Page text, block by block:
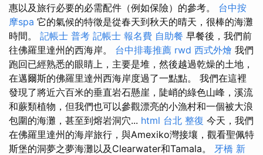
惠以及旅行必要的必需配件（例如保險）的參考。 台中按
摩spa 它的氣候的特徵是從春天到秋天的晴天，很棒的海灘
時間。 記帳士 普考 記帳士 報名費 自助餐 早餐後，我們前
往佛羅里達州的西海岸。 台中排毒推薦 rwd 西式外燴 我們
跑回已經熟悉的眼睛上，主要是堆，然後越過乾燥的土地，
在邁爾斯的佛羅里達州西海岸度過了一點點。 我們在這裡
發現了將近六百米的垂直岩石懸崖，陡峭的綠色山峰，溪流
和蕨類植物，但我們也可以參觀漂亮的小漁村和一個被大浪
包圍的海灘，甚至到熔岩洞穴... html 台北 整復 今天，我們
在佛羅里達州的海岸旅行，與Amexiko灣接壤，觀看聖佩特
斯堡的洞夢之夢海灘以及Clearwater和Tamala。 牙橋 新